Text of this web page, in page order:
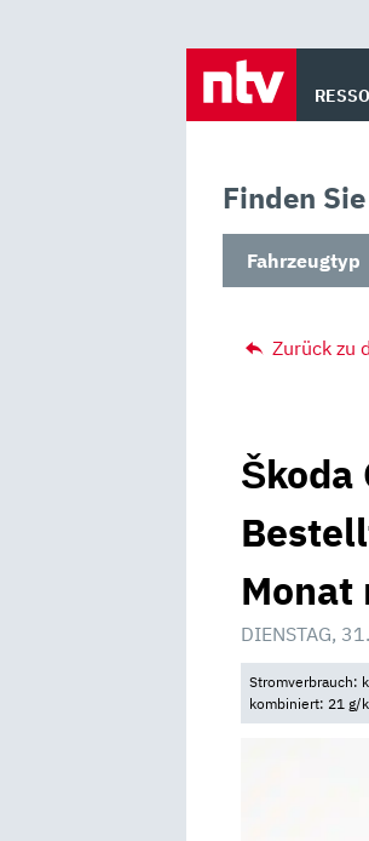
Finden
Fahrzeugtyp
Zurück zu
Škoda
Monat
DIENSTAG,
Stromverbrauch:
kombiniert: 21 g/